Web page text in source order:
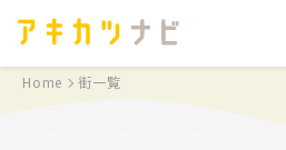
Home 街一覧